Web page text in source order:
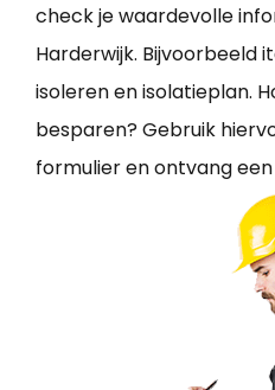
check je waardevolle
Harderwijk. Bijvoorbeeld
isoleren en isolatieplan.
besparen? Gebruik
formulier en ontvang